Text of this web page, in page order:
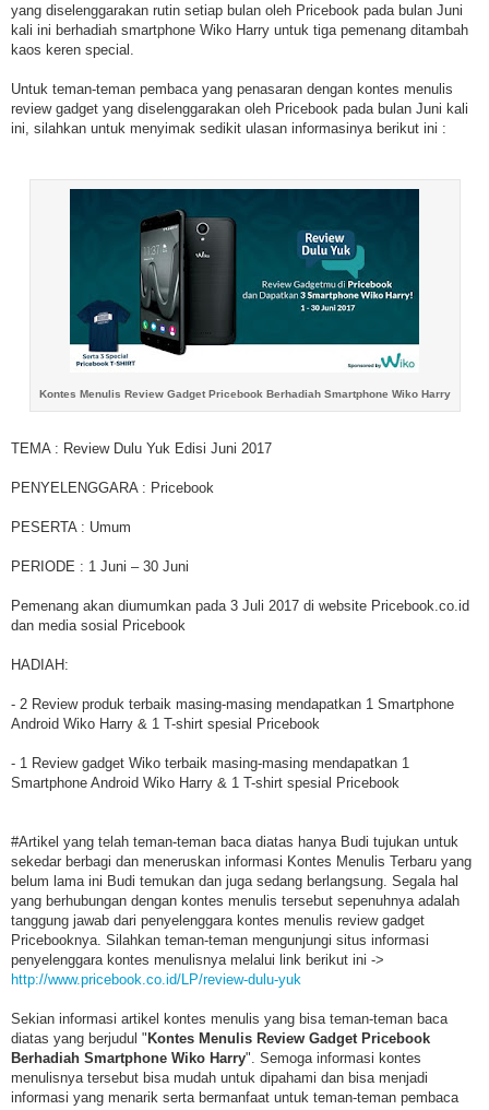
yang diselenggarakan rutin setiap bulan oleh Pricebook pada bulan Juni
kali ini berhadiah smartphone Wiko Harry untuk tiga pemenang ditambah
kaos keren special.
Untuk teman-teman pembaca yang penasaran dengan kontes menulis
review gadget yang diselenggarakan oleh Pricebook pada bulan Juni kali
ini, silahkan untuk menyimak sedikit ulasan informasinya berikut ini :
Kontes Menulis Review Gadget Pricebook Berhadiah Smartphone Wiko Harry
TEMA : Review Dulu Yuk Edisi Juni 2017
PENYELENGGARA : Pricebook
PESERTA : Umum
PERIODE : 1 Juni – 30 Juni
Pemenang akan diumumkan pada 3 Juli 2017 di website Pricebook.co.id
dan media sosial Pricebook
HADIAH:
- 2 Review produk terbaik masing-masing mendapatkan 1 Smartphone
Android Wiko Harry & 1 T-shirt spesial Pricebook
- 1 Review gadget Wiko terbaik masing-masing mendapatkan 1
Smartphone Android Wiko Harry & 1 T-shirt spesial Pricebook
#Artikel yang telah teman-teman baca diatas hanya Budi tujukan untuk
sekedar berbagi dan meneruskan informasi Kontes Menulis Terbaru yang
belum lama ini Budi temukan dan juga sedang berlangsung. Segala hal
yang berhubungan dengan kontes menulis tersebut sepenuhnya adalah
tanggung jawab dari penyelenggara kontes menulis review gadget
Pricebooknya. Silahkan teman-teman mengunjungi situs informasi
penyelenggara kontes menulisnya melalui link berikut ini ->
http://www.pricebook.co.id/LP/review-dulu-yuk
Sekian informasi artikel kontes menulis yang bisa teman-teman baca
diatas yang berjudul "Kontes Menulis Review Gadget Pricebook
Berhadiah Smartphone Wiko Harry". Semoga informasi kontes
menulisnya tersebut bisa mudah untuk dipahami dan bisa menjadi
informasi yang menarik serta bermanfaat untuk teman-teman pembaca